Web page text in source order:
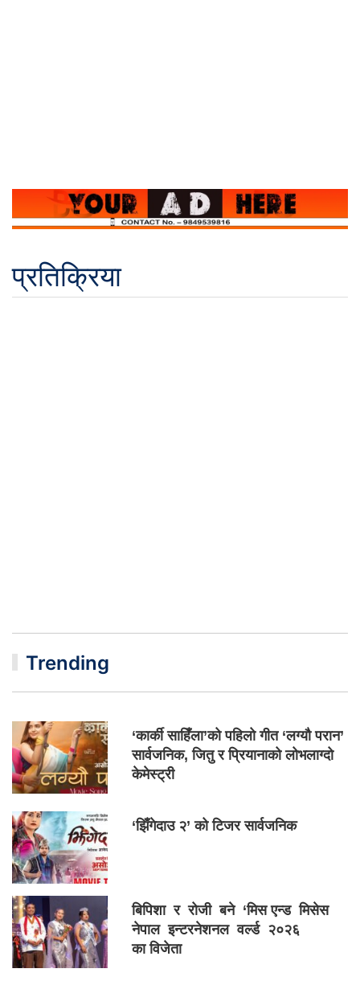
प्रतिक्रिया
Trending
‘कार्की साहिँला’को पहिलो गीत ‘लग्यौ परान’
सार्वजनिक, जितु र प्रियानाको लोभलाग्दो
केमेस्ट्री
‘झिँगेदाउ २’ को टिजर सार्वजनिक
बिपिशा र रोजी बने ‘मिस एन्ड मिसेस
नेपाल इन्टरनेशनल वर्ल्ड २०२६
का विजेता